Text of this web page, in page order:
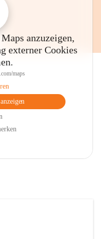
anzuzeigen,
externer Cookies
maps